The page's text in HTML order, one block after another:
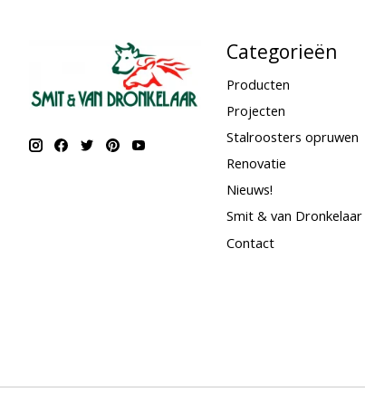
Categorieën
Producten
Projecten
Stalroosters opruwen
Renovatie
Nieuws!
Smit & van Dronkelaar
Contact